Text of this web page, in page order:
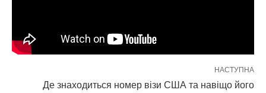
НАСТУПНА
Де знаходиться номер візи США та навіщо його